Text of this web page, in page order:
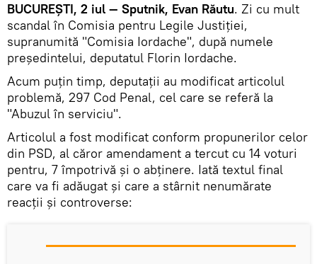
BUCUREȘTI, 2 iul — Sputnik, Evan Răutu. Zi cu mult
scandal în Comisia pentru Legile Justiției,
supranumită "Comisia Iordache", după numele
președintelui, deputatul Florin Iordache.
Acum puțin timp, deputații au modificat articolul
problemă, 297 Cod Penal, cel care se referă la
"Abuzul în serviciu".
Articolul a fost modificat conform propunerilor celor
din PSD, al căror amendament a tercut cu 14 voturi
pentru, 7 împotrivă și o abținere. Iată textul final
care va fi adăugat și care a stârnit nenumărate
reacții și controverse: